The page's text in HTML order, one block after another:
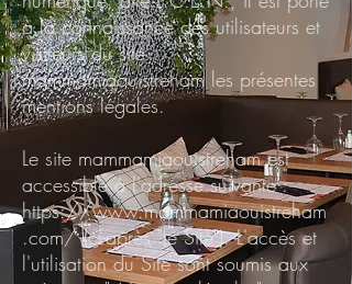
à la connaissance des utilisateurs et
visiteurs du site
mammamiaouistreham les présentes
mentions légales.
Le site mammamiaouistreham est
accessible à l'adresse suivante :
https://www.mammamiaouistreham
.com/(ci-après "le Site"). L'accès et
l'utilisation du Site sont soumis aux